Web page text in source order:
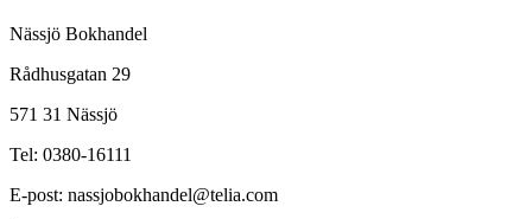
Nässjö Bokhandel
Rådhusgatan 29
571 31 Nässjö
Tel: 0380-16111
E-post: nassjobokhandel@telia.com